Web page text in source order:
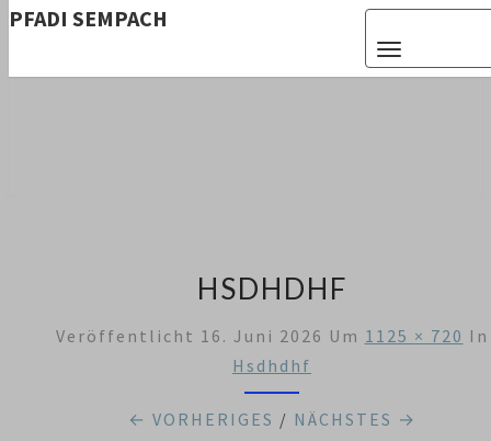
PFADI SEMPACH
HSDHDHF
Veröffentlicht 16. Juni 2026 Um 1125 × 720 In
Hsdhdhf
← VORHERIGES / NÄCHSTES →